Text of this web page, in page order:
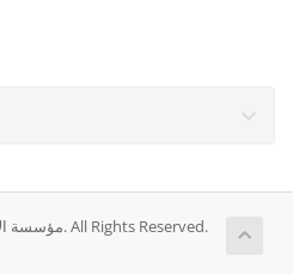
Copyright © 2026 مؤسسة الابداع الرقمي. All Rights Reserved.